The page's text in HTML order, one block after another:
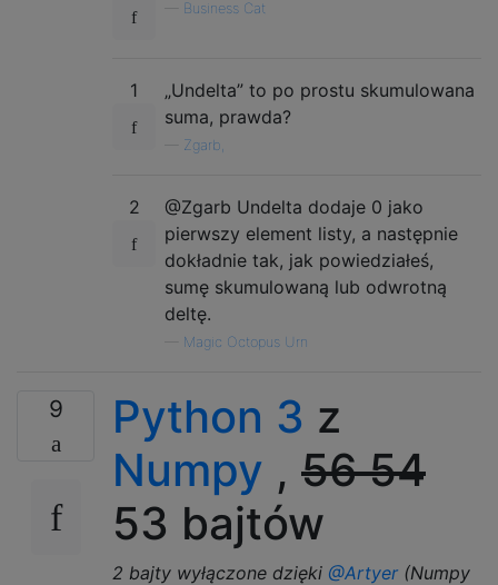
Business Cat
1
„Undelta” to po prostu skumulowana
suma, prawda?
Zgarb,
2
@Zgarb Undelta dodaje 0 jako
pierwszy element listy, a następnie
dokładnie tak, jak powiedziałeś,
sumę skumulowaną lub odwrotną
deltę.
Magic Octopus Urn
9 Python 3 z
Numpy , 5654
53 bajtów
2 bajty wyłączone dzięki @Artyer(Numpy